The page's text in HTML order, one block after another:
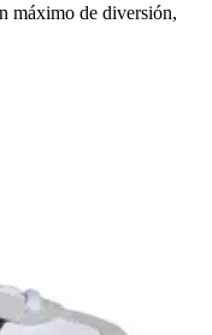
máximo de diversión,